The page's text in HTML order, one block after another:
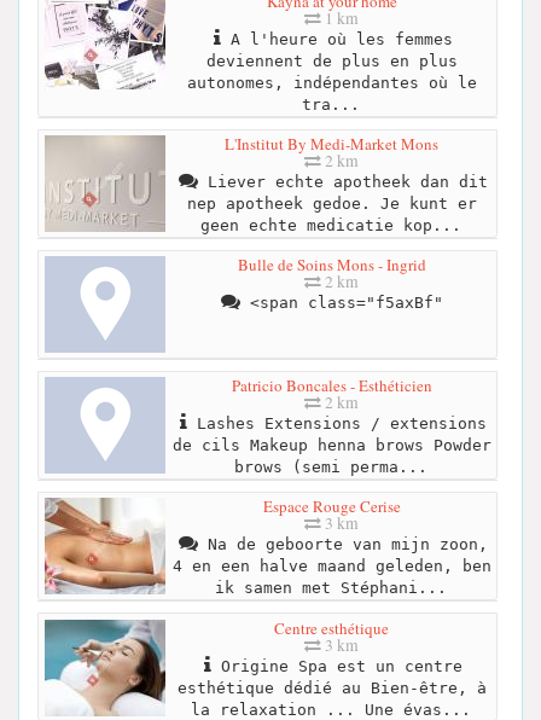
1 km
A l'heure où les femmes
deviennent de plus en plus
autonomes, indépendantes où le
tra...
L'Institut By Medi-Market Mons
2 km
Liever echte apotheek dan dit
nep apotheek gedoe. Je kunt er
geen echte medicatie kop...
Bulle de Soins Mons - Ingrid
2 km
<span class="f5axBf"
Patricio Boncales - Esthéticien
2 km
Lashes Extensions / extensions
de cils Makeup henna brows Powder
brows (semi perma...
Espace Rouge Cerise
3 km
Na de geboorte van mijn zoon,
4 en een halve maand geleden, ben
ik samen met Stéphani...
Centre esthétique
3 km
Origine Spa est un centre
esthétique dédié au Bien-être, à
la relaxation ... Une évas...